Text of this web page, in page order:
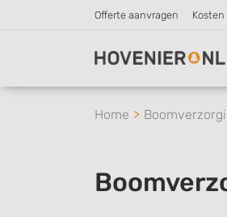
Offerte aanvragen Kosten
Home